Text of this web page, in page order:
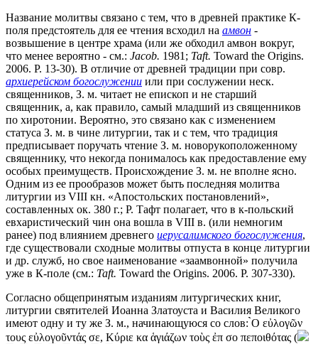
Название молитвы связано с тем, что в древней практике К-
поля предстоятель для ее чтения всходил на амвон -
возвышение в центре храма (или же обходил амвон вокруг,
что менее вероятно - см.: Jacob. 1981; Taft. Toward the Origins.
2006. P. 13-30). В отличие от древней традиции при совр.
архиерейском богослужении или при сослужении неск.
священников, З. м. читает не епископ и не старший
священник, а, как правило, самый младший из священников
по хиротонии. Вероятно, это связано как с изменением
статуса З. м. в чине литургии, так и с тем, что традиция
предписывает поручать чтение З. м. новорукоположенному
священнику, что некогда понималось как предоставление ему
особых преимуществ. Происхождение З. м. не вполне ясно.
Одним из ее прообразов может быть последняя молитва
литургии из VIII кн. «Апостольских постановлений»,
составленных ок. 380 г.; Р. Тафт полагает, что в к-польский
евхаристический чин она вошла в VIII в. (или немногим
ранее) под влиянием древнего иерусалимского богослужения,
где существовали сходные молитвы отпуста в конце литургии
и др. служб, но свое наименование «заамвонной» получила
уже в К-поле (см.: Taft. Toward the Origins. 2006. P. 307-330).
Согласно общепринятым изданиям литургических книг,
литургии святителей Иоанна Златоуста и Василия Великого
имеют одну и ту же З. м., начинающуюся со слов: ̀̀Ο εὐλογῶν
τους εὐλογοῦντάς σε, Κύριε κα ἁγιάζων τοὺς ἐπ σο πεποιθότας (